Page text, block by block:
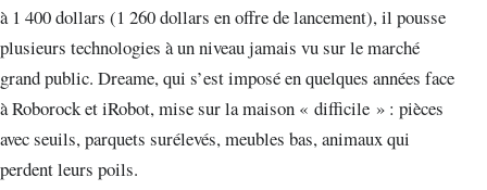
à 1 400 dollars (1 260 dollars en offre de lancement), il pousse
plusieurs technologies à un niveau jamais vu sur le marché
grand public. Dreame, qui s’est imposé en quelques années face
à Roborock et iRobot, mise sur la maison « difficile » : pièces
avec seuils, parquets surélevés, meubles bas, animaux qui
perdent leurs poils.